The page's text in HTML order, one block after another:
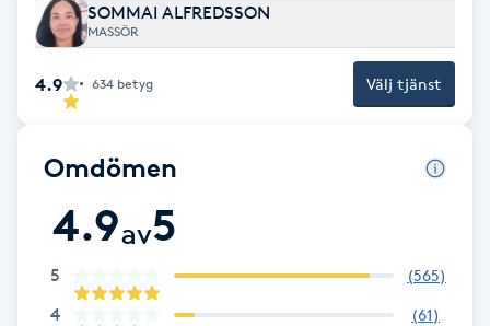
Fet hårbotten
Fettreducering
Fibromassage
Fillers
Fotmassage
SOMMAI ALFREDSSON
MASSÖR
4.9 634 betyg Välj tjänst
Omdömen
4.9av5
5 (565)
4 (61)